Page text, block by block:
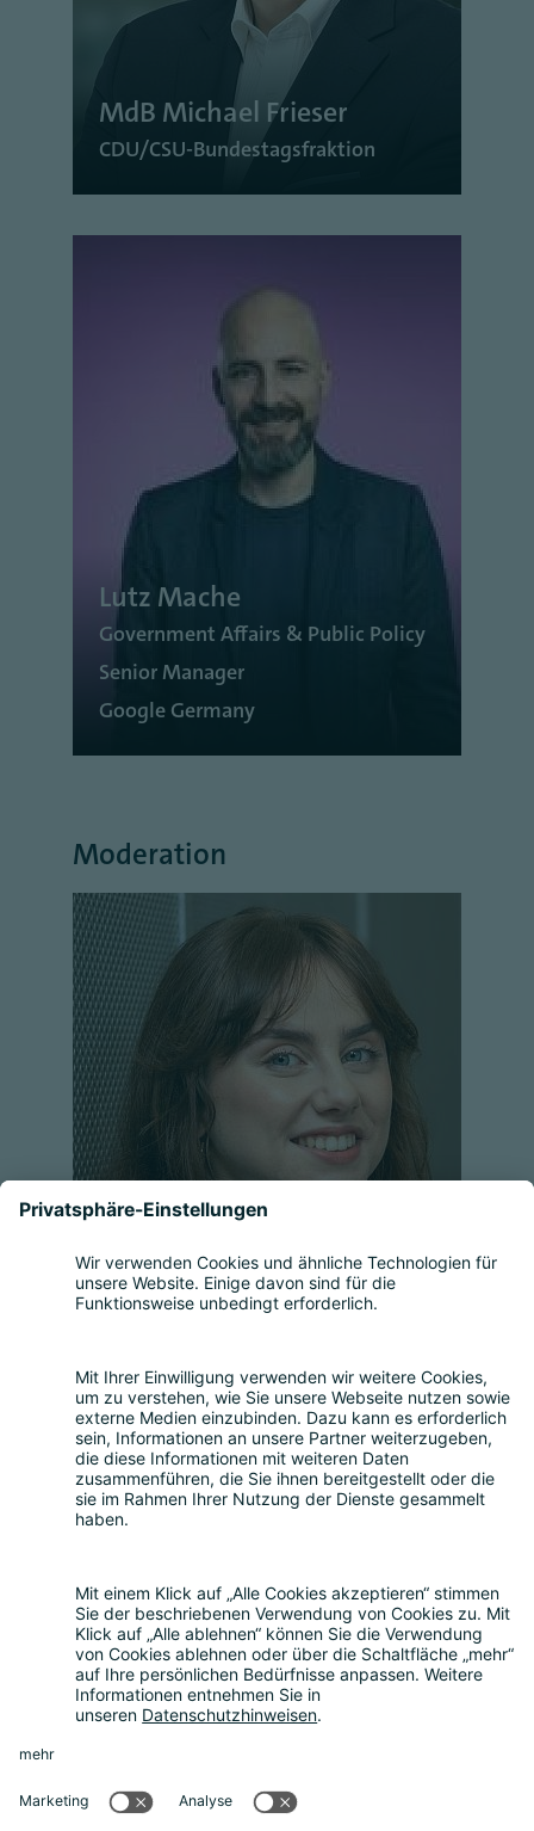
MdB Michael Frieser
CDU/CSU-Bundestagsfraktion
Lutz Mache
Government Affairs & Public Policy
Senior Manager
Google Germany
Moderation
Lorène Slous
Referentin Vertrauensdienste &
Bitkom
Smart Country Convention|Transform|Digital Office
Conference|Bildungskonferenz|eIDAS Summit |
DigiFin|AIDAQ|Privacy Conference
Conference